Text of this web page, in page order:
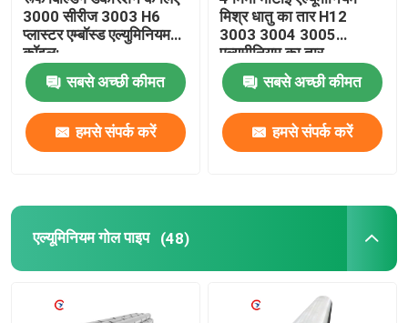
3000 सीरीज 3003 H6
प्लास्टर एम्बॉस्ड एल्युमिनियम
कॉइल:
सबसे अच्छी कीमत
हमसे संपर्क करें
मिश्र धातु का तार H12
3003 3004 3005
एल्यूमीनियम का तार
सबसे अच्छी कीमत
हमसे संपर्क करें
एल्यूमिनियम गोल पाइप (48)